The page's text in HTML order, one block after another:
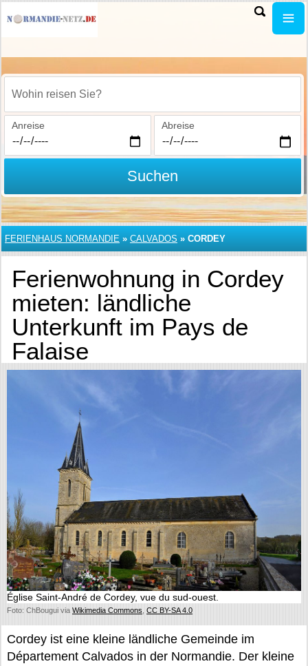
Wohin reisen Sie?
Anreise Abreise
Suchen
FERIENHAUS NORMANDIE » CALVADOS » CORDEY
Ferienwohnung in Cordey
mieten: ländliche
Unterkunft im Pays de
Falaise
Église Saint-André de Cordey, vue du sud-ouest.
Foto: ChBougui via Wikimedia Commons CC BY-SA 4.0
Cordey ist eine kleine ländliche Gemeinde im
Département Calvados in der Normandie. Der kleine